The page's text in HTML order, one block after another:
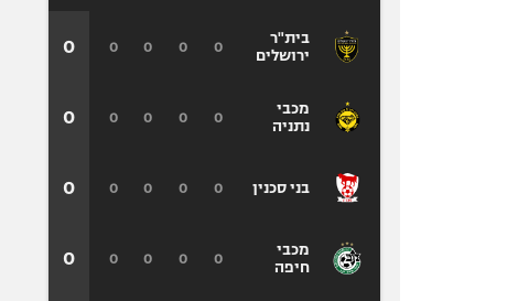
בית"ר
ירושלים
מכבי
נתניה
בני סכנין
מכבי
חיפה
0
0
0
0
0
0
0
0
0
0
0
0
0
0
0
0
0
0
0
0